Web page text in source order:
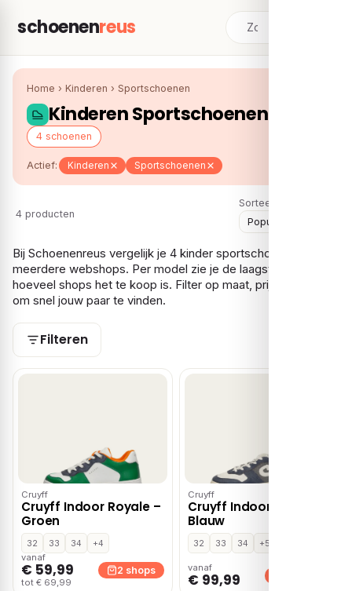
schoenenreus
Home › Kinderen › Sportschoenen
Kinderen Sportschoenen
4 schoenen
Actief: Kinderen Sportschoenen
4 producten
Sorteer:
Bij Schoenenreus vergelijk je 4 kinder sportschoenen over
meerdere webshops. Per model zie je de laagste prijs en bij
hoeveel shops het te koop is. Filter op maat, prijs en gender
om snel jouw paar te vinden.
Filteren
Cruyff
Cruyff Indoor Royale –
Groen
32 33 34
+4
vanaf
€ 59,99
tot € 69,99
2 shops
Cruyff
Cruyff Indoor Classic –
Blauw
32 33 34 +5
vanaf
€ 99,99